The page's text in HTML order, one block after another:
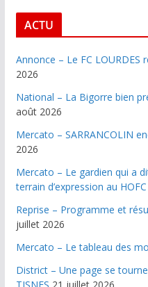
ACTU
Annonce – Le FC LOURDES
2026
National – La Bigorre bien
août 2026
Mercato – SARRANCOLIN
2026
Mercato – Le gardien qui a
terrain d’expression au HOFC
Reprise – Programme et
juillet 2026
Mercato – Le tableau des
District – Une page se tourne